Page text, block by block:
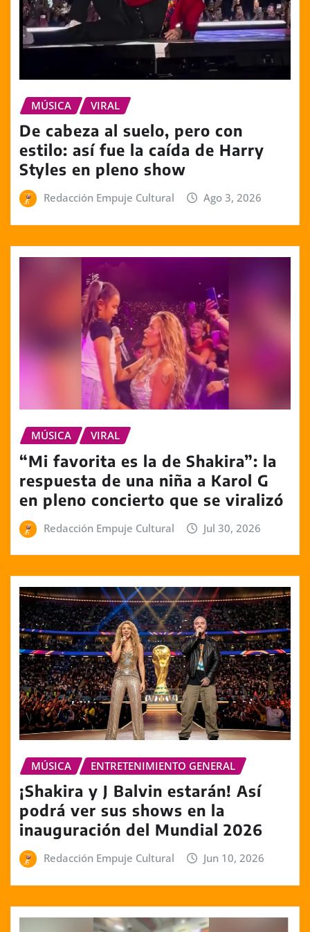
MÚSICA VIRAL
De cabeza al suelo, pero con
estilo: así fue la caída de Harry
Styles en pleno show
Redacción Empuje Cultural Ago 3, 2026
MÚSICA VIRAL
“Mi favorita es la de Shakira”: la
respuesta de una niña a Karol G
en pleno concierto que se viralizó
Redacción Empuje Cultural Jul 30, 2026
MÚSICA ENTRETENIMIENTO GENERAL
¡Shakira y J Balvin estarán! Así
podrá ver sus shows en la
inauguración del Mundial 2026
Redacción Empuje Cultural Jun 10, 2026